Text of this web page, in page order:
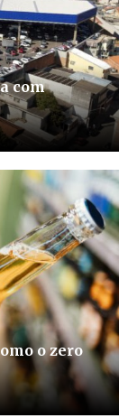
com
o zero